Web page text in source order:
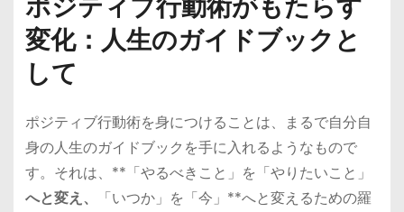
ポジティブ行動術がもたらす
変化：人生のガイドブックと
して
ポジティブ行動術を身につけることは、まるで自分自
身の人生のガイドブックを手に入れるようなもので
す。それは、**「やるべきこと」を「やりたいこと」
へと変え、
「いつか」を「今」**へと変えるための羅